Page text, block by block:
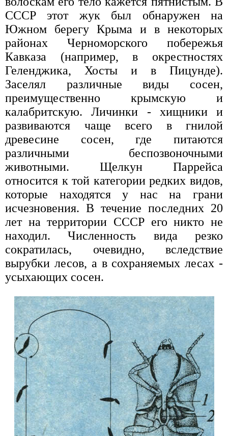
СССР этот жук был обнаружен на
Южном берегу Крыма и в некоторых
районах Черноморского побережья
Кавказа (например, в окрестностях
Геленджика, Хосты и в Пицунде).
Заселял различные виды сосен,
преимущественно крымскую и
калабритскую. Личинки - хищники и
развиваются чаще всего в гнилой
древесине сосен, где питаются
различными беспозвоночными
животными. Щелкун Паррейса
относится к той категории редких видов,
которые находятся у нас на грани
исчезновения. В течение последних 20
лет на территории СССР его никто не
находил. Численность вида резко
сократилась, очевидно, вследствие
вырубки лесов, а в сохраняемых лесах -
усыхающих сосен.